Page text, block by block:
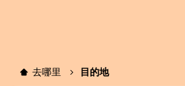
去哪里 目的地